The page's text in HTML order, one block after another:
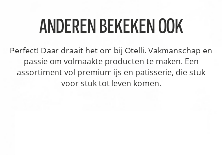
ANDEREN BEKEKEN OOK
Perfect! Daar draait het om bij Otelli. Vakmanschap en
passie om volmaakte producten te maken. Een
assortiment vol premium ijs en patisserie, die stuk
voor stuk tot leven komen.